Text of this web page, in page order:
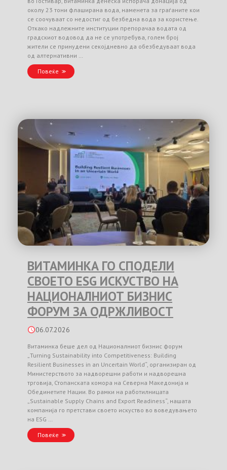
околу 23 тони флаширана вода, наменета за граѓаните кои
се соочуваат со недостиг од безбедна вода за користење.
Откако надлежните институции препорачаа водата од
градскиот водовод да не се употребува, голем број
жители се принудени секојдневно да обезбедуваат вода
од алтернативни …
Повеќе
ВИТАМИНКА ГО СПОДЕЛИ
СВОЕТО ESG ИСКУСТВО НА
НАЦИОНАЛНИОТ БИЗНИС
ФОРУМ ЗА ОДРЖЛИВОСТ
06.07.2026
Витаминка беше дел од Националниот бизнис форум
„Turning Sustainability into Competitiveness: Building
Resilient Businesses in an Uncertain World“, организиран од
Министерството за надворешни работи и надворешна
трговија, Стопанската комора на Северна Македонија и
Обединетите Нации. Во рамки на работилницата
„Sustainable Supply Chains and Export Readiness“, нашата
компанија го претстави своето искуство во воведувањето
на ESG …
Повеќе